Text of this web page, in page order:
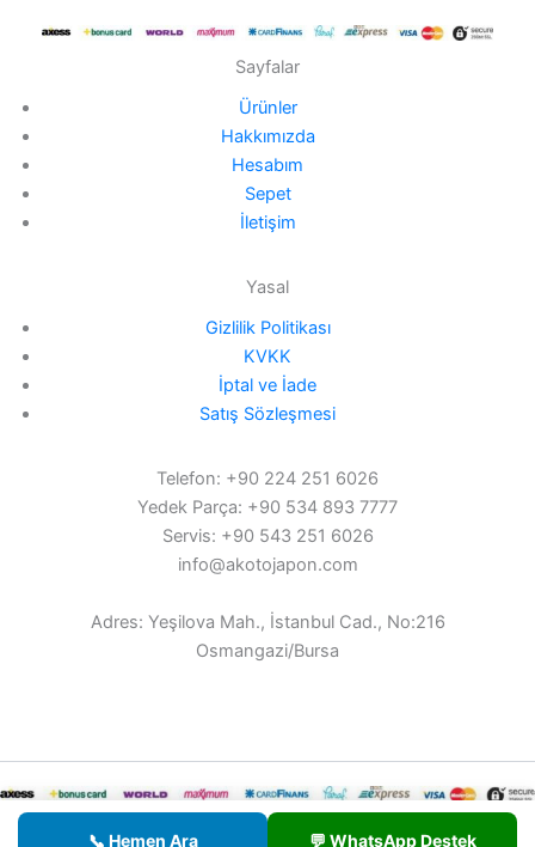
📞 Hemen Ara 💬 WhatsApp Destek
Sayfalar
Ürünler
Hakkımızda
Hesabım
Sepet
İletişim
Yasal
Gizlilik Politikası
KVKK
İptal ve İade
Satış Sözleşmesi
Telefon: +90 224 251 6026
Yedek Parça: +90 534 893 7777
Servis: +90 543 251 6026
info@akotojapon.com
Adres: Yeşilova Mah., İstanbul Cad., No:216
Osmangazi/Bursa
© 2026 AKOTO - Tüm hakları saklıdır.